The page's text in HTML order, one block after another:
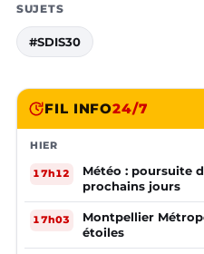
SUJETS
#SDIS30
FIL INFO24/7
HIER
17h12
Météo : poursuite
prochains jours
17h03
Montpellier
étoiles